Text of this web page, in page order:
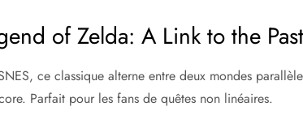
of Zelda: A Link to the Past
ce classique alterne entre deux mondes
Parfait pour les fans de quêtes non linéaires.